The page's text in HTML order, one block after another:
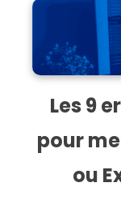
Les 9
pour
ou